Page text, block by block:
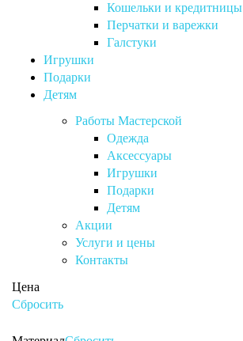
Кошельки и кредитницы
Перчатки и варежки
Галстуки
Игрушки
Подарки
Детям
Работы Мастерской
Одежда
Аксессуары
Игрушки
Подарки
Детям
Акции
Услуги и цены
Контакты
Цена
Сбросить